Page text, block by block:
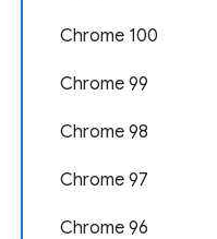
Chrome 100
Chrome 99
Chrome 98
Chrome 97
Chrome 96